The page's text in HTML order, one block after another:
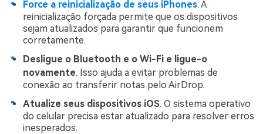
Force a reinicialização de seus iPhones. A
reinicialização forçada permite que os dispositivos
sejam atualizados para garantir que funcionem
corretamente.
Desligue o Bluetooth e o Wi-Fi e ligue-o
novamente. Isso ajuda a evitar problemas de
conexão ao transferir notas pelo AirDrop.
Atualize seus dispositivos iOS. O sistema operativo
do celular precisa estar atualizado para resolver erros
inesperados.